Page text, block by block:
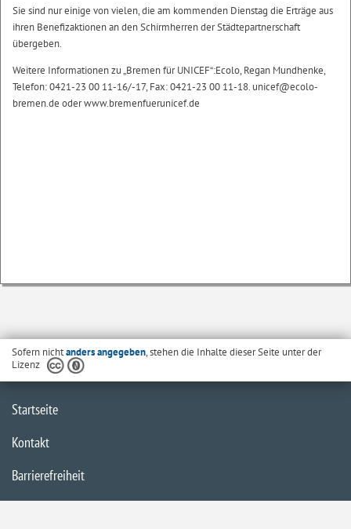
Sie sind nur einige von vielen, die am kommenden Dienstag die Erträge aus
ihren Benefizaktionen an den Schirmherren der Städtepartnerschaft
übergeben.
Weitere Informationen zu „Bremen für UNICEF“:Ecolo, Regan Mundhenke,
Telefon: 0421-23 00 11-16/-17, Fax: 0421-23 00 11-18. unicef@ecolo-
bremen.de oder www.bremenfuerunicef.de
Sofern nichtanders angegeben, stehen die Inhalte dieser Seite unter der
Lizenz
Startseite
Kontakt
Barrierefreiheit